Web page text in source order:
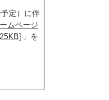
定）に伴
ムページ
」を